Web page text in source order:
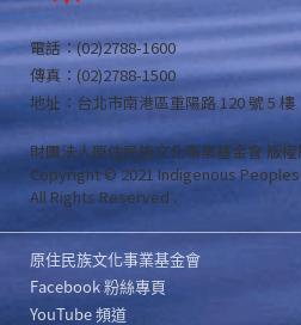
電話：(02)2788-1600
傳真：(02)2788-1500
地址：台北市南港區重陽路 120 號 5 樓
財團法人原住民族文化事業基金會 版
Copyright © 2021 Indigenous
All Rights Reserved .
原住民族文化事業基金會
Facebook 粉絲專頁
YouTube 頻道